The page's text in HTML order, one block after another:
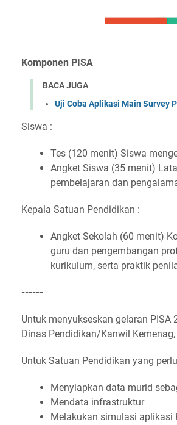
Komponen PISA
BACA JUGA
Uji Coba Aplikasi Main Survey
Siswa :
Tes (120 menit) Siswa
Angket Siswa (35 menit)
pembelajaran dan
Kepala Satuan Pendidikan :
Angket Sekolah (60 menit)
guru dan pengembangan
kurikulum, serta praktik
------
Untuk menyukseskan gelaran
Dinas Pendidikan/Kanwil
Untuk Satuan Pendidikan yang
Menyiapkan data murid
Mendata infrastruktur
Melakukan simulasi aplikasi